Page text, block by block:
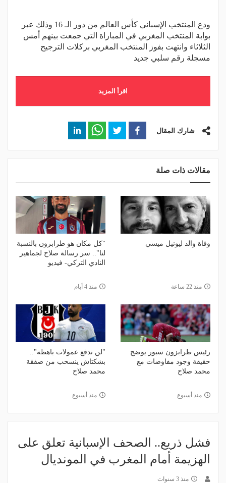
ودع المنتخب الإسباني كأس العالم من دور الـ 16 وذلك عبر
بوابة المنتخب المغربي في المباراة التي جمعت بينهم أمس
الثلاثاء وانتهت بفوز المنتخب المغربي بركلات الترجيح
مسجلة رقم سلبي جديد
اقرأ المزيد
شارك المقال
مقالات ذات صلة
وفاة والد ليونيل ميسي
منذ 22 ساعة
"كل مكان هو طرابزون بالنسبة
لنا".. سر رسالة صلاح لجماهير
النادي التركي- فيديو
منذ 4 أيام
رئيس طرابزون سبور يوضح
حقيقة وجود مفاوضات مع
محمد صلاح
منذ أسبوع
"لن ندفع عمولات باهظة"..
بشكتاش ينسحب من صفقة
محمد صلاح
منذ أسبوع
فشل ذريع.. الصحف الإسبانية تعلق على
الهزيمة أمام المغرب في المونديال
منذ 3 سنوات